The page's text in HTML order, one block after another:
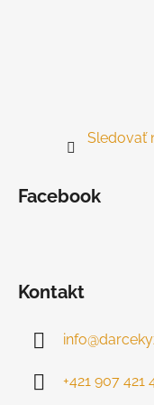
Sledovať
Facebook
Kontakt
info@
+421 907 421